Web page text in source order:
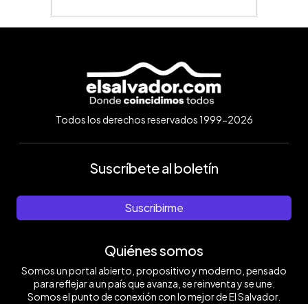
Todos los derechos reservados 1999-2026
Suscríbete al boletín
Suscribirme
Quiénes somos
Somos un portal abierto, propositivo y moderno, pensado
para reflejar a un país que avanza, se reinventa y se une.
Somos el punto de conexión con lo mejor de El Salvador.